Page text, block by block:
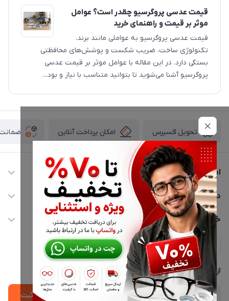
قیمت عدسی پروگرسیو چقدر است؟ عوامل
موثر بر قیمت و راهنمای خرید
قیمت عدسی پروگرسیو به عواملی مانند برند،
تکنولوژی ساخت، ضریب شکست و پوشش‌های محافظتی
بستگی دارد. در این مقاله با عوامل موثر بر قیمت عدسی
پروگرسیو آشنا می‌شوید تا بتوانید متناسب با نیاز و بود...
تحویل اکسپرس امکان پرداخت آنلاین ضمانت
اطلاعات تماس
02177116909
info@civiliha.com
ارسال فوری در تهران + ارسال به سراسر کشور
دسترسی سریع
حساب کاربری
مجله فروشگاه
لیست محصولات
درباره ما
خدمات مشتریان
حریم خصوصی
پشتیبانی واتساپ 09397003162
از جدید‌ترین تخفیف‌ها با‌ خبر شوید
ثبت